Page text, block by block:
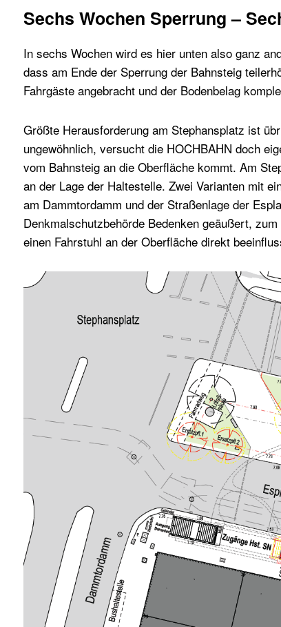
Sechs Wochen Sperrung –
In sechs Wochen wird es hier unten also ganz
dass am Ende der Sperrung der Bahnsteig
Fahrgäste angebracht und der Bodenbelag
Größte Herausforderung am Stephansplatz ist
ungewöhnlich, versucht die HOCHBAHN doch
vom Bahnsteig an die Oberfläche kommt. Am
an der Lage der Haltestelle. Zwei Varianten mit
am Dammtordamm und der Straßenlage der
Denkmalschutzbehörde Bedenken geäußert,
einen Fahrstuhl an der Oberfläche direkt